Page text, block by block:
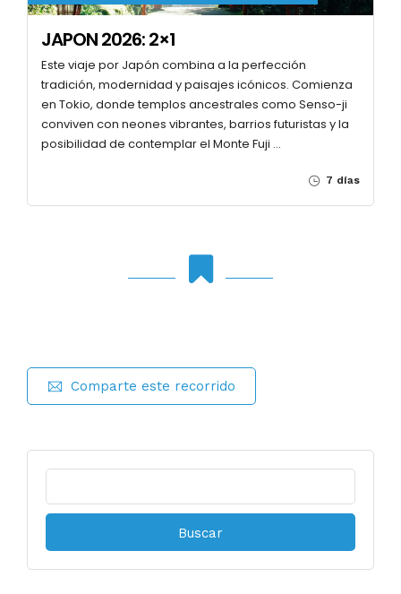
JAPON 2026: 2×1
Este viaje por Japón combina a la perfección
tradición, modernidad y paisajes icónicos. Comienza
en Tokio, donde templos ancestrales como Senso-ji
conviven con neones vibrantes, barrios futuristas y la
posibilidad de contemplar el Monte Fuji …
7 días
Comparte este recorrido
Buscar: